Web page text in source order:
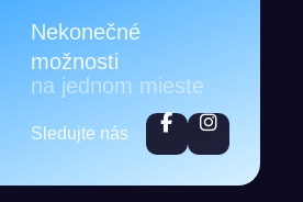
Nekonečné
možnosti
na jednom mieste
Sledujte nás